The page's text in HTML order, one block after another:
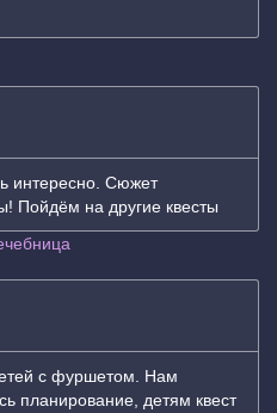
интересно. Сюжет
Пойдём на другие квесты
с фуршетом. Нам
планирование, детям квест